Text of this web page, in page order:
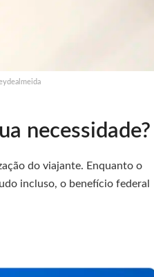
necessidade?
do viajante. Enquanto o
incluso, o benefício federal